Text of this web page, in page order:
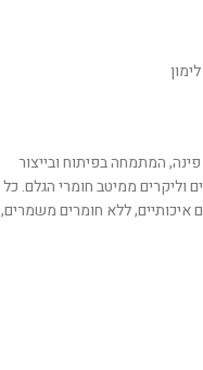
המתמחה בפיתוח ובייצור
וליקרים ממיטב חומרי הגלם. כל
איכותיים, ללא חומרים משמרים,